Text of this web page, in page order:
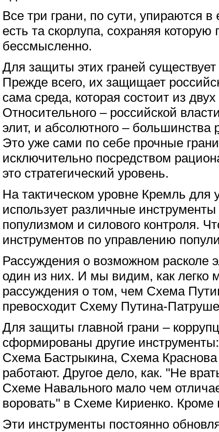
Все три грани, по сути, упираются
есть та скорлупа, сохраняя которую
бессмысленно.
Для защиты этих граней
Прежде всего, их защищает
сама среда, которая состоит из
Относительного – российской
элит, и абсолютного – большинства
Это уже сами по себе прочные
исключительно посредством
это стратегический уровень.
На тактическом уровне Кремль для
использует различные
популизмом и силового контроля.
инструментов по управлению
Рассуждения о возможном расколе
один из них. И мы видим, как легко
рассуждения о том, чем Схема
превосходит Схему Путина-
Для защиты главной грани –
сформированы другие
Схема Бастрыкина, Схема
работают. Другое дело, как. "Не
Схеме Навального мало чем
воровать" в Схеме Кириенко.
Эти инструменты постоянно